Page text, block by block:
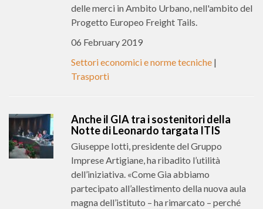
delle merci in Ambito Urbano, nell'ambito del
Progetto Europeo Freight Tails.
06 February 2019
Settori economici e norme tecniche |
Trasporti
Anche il GIA tra i sostenitori della
Notte di Leonardo targata ITIS
Giuseppe Iotti, presidente del Gruppo
Imprese Artigiane, ha ribadito l’utilità
dell’iniziativa. «Come Gia abbiamo
partecipato all’allestimento della nuova aula
magna dell’istituto – ha rimarcato – perché